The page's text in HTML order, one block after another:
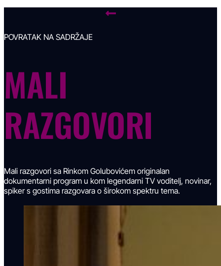
POVRATAK NA SADRŽAJE
MALI
RAZGOVORI
Mali razgovori sa Rinkom Golubovićem originalan
dokumentarni program u kom legendarni TV voditelj, novinar,
spiker s gostima razgovara o širokom spektru tema.